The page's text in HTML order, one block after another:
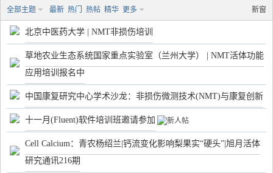
新窗
全部主题 最新 热门 热帖 精华 更多
北京中医药大学 | NMT非损伤培训
草地农业生态系统国家重点实验室（兰州大学） | NMT活体功能
应用培训报名中
中国康复研究中心学术沙龙：非损伤微测技术(NMT)与康复创新
十一月(Fluent)软件培训班邀请参加
Cell Calcium：青农杨绍兰|钙流变化影响梨果实“硬头”|旭月活体
研究通讯216期